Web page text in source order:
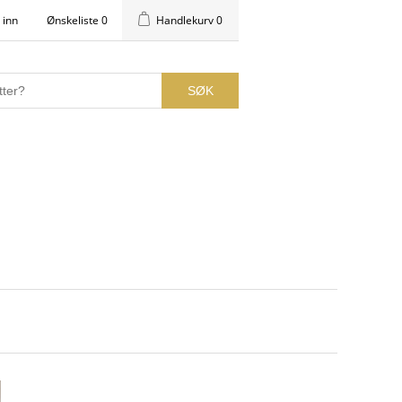
inn Ønskeliste 0 Handlekurv0
SØK